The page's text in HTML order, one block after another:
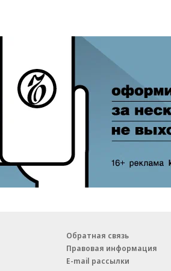
Обратная связь
Правовая информация
E-mail рассылки